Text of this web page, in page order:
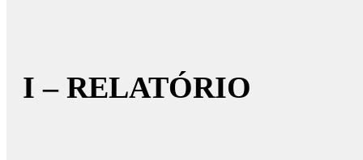
I – RELATÓRIO